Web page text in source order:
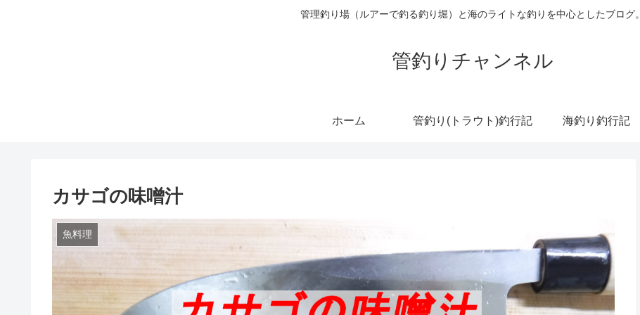
管理釣り場（ルアーで釣る釣り堀）と海のライトな釣りを中心としたブログ。
管釣りチャンネル
ホーム 管釣り(トラウト)釣行記 海釣り釣行記
カサゴの味噌汁
魚料理